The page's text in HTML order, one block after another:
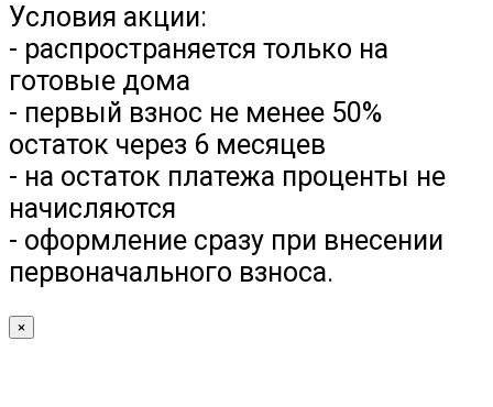
Условия акции:
- распространяется только на
готовые дома
- первый взнос не менее 50%
остаток через 6 месяцев
- на остаток платежа проценты не
начисляются
- оформление сразу при внесении
первоначального взноса.
×